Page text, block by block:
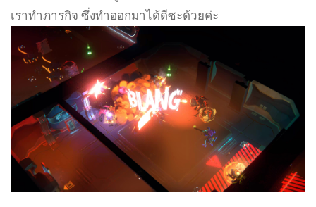
เราทำภารกิจ ซึ่งทำออกมาได้ดีซะด้วยค่ะ